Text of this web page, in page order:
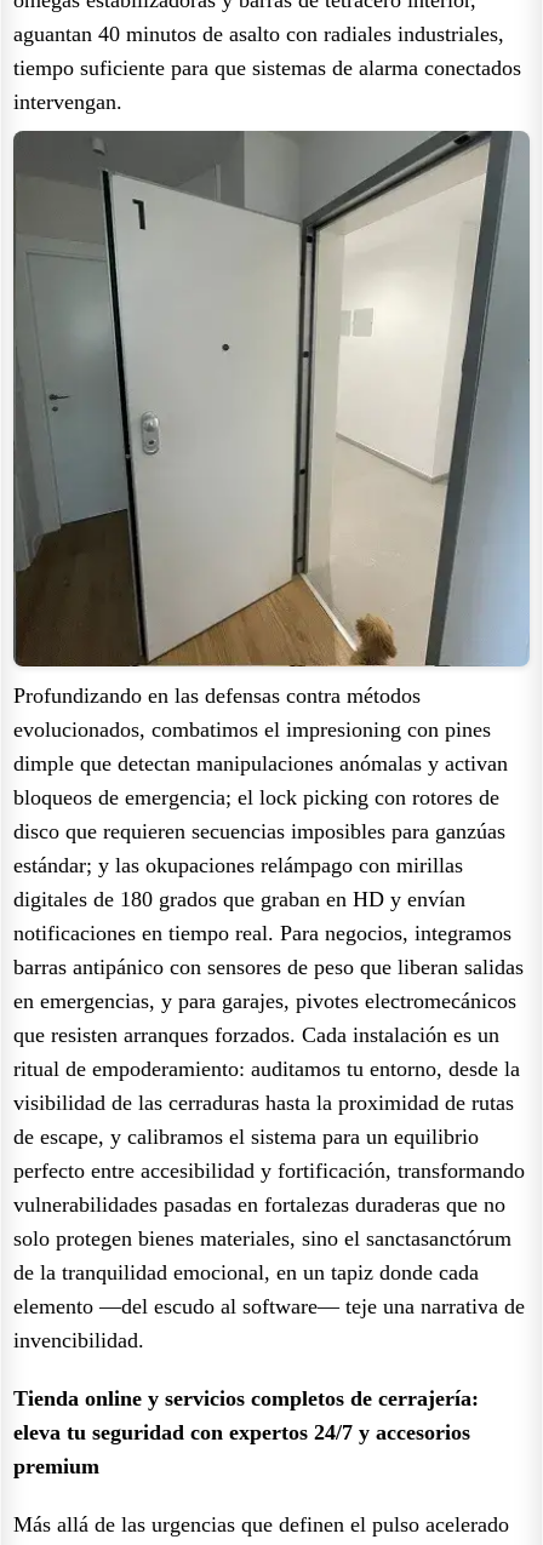
aguantan 40 minutos de asalto con radiales industriales,
tiempo suficiente para que sistemas de alarma conectados
intervengan.
Profundizando en las defensas contra métodos
evolucionados, combatimos el impresioning con pines
dimple que detectan manipulaciones anómalas y activan
bloqueos de emergencia; el lock picking con rotores de
disco que requieren secuencias imposibles para ganzúas
estándar; y las okupaciones relámpago con mirillas
digitales de 180 grados que graban en HD y envían
notificaciones en tiempo real. Para negocios, integramos
barras antipánico con sensores de peso que liberan salidas
en emergencias, y para garajes, pivotes electromecánicos
que resisten arranques forzados. Cada instalación es un
ritual de empoderamiento: auditamos tu entorno, desde la
visibilidad de las cerraduras hasta la proximidad de rutas
de escape, y calibramos el sistema para un equilibrio
perfecto entre accesibilidad y fortificación, transformando
vulnerabilidades pasadas en fortalezas duraderas que no
solo protegen bienes materiales, sino el sanctasanctórum
de la tranquilidad emocional, en un tapiz donde cada
elemento —del escudo al software— teje una narrativa de
invencibilidad.
Tienda online y servicios completos de cerrajería:
eleva tu seguridad con expertos 24/7 y accesorios
premium
Más allá de las urgencias que definen el pulso acelerado